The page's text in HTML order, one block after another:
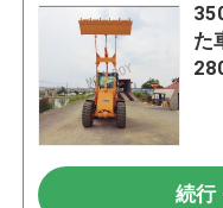
た
続行